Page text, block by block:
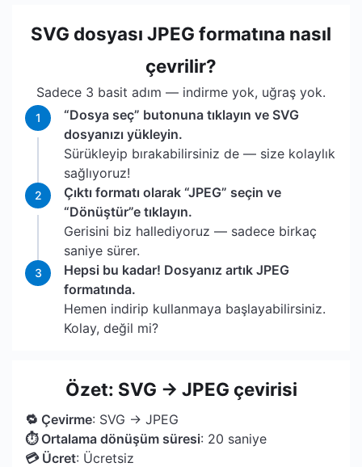
SVG dosyası JPEG formatına nasıl
çevrilir?
Sadece 3 basit adım — indirme yok, uğraş yok.
1
“Dosya seç” butonuna tıklayın ve SVG
dosyanızı yükleyin.
Sürükleyip bırakabilirsiniz de — size kolaylık
sağlıyoruz!
2
Çıktı formatı olarak “JPEG” seçin ve
“Dönüştür”e tıklayın.
Gerisini biz hallediyoruz — sadece birkaç
saniye sürer.
3
Hepsi bu kadar! Dosyanız artık JPEG
formatında.
Hemen indirip kullanmaya başlayabilirsiniz.
Kolay, değil mi?
Özet: SVG → JPEG çevirisi
🔁 Çevirme: SVG → JPEG
⏱ Ortalama dönüşüm süresi: 20 saniye
💳 Ücret: Ücretsiz